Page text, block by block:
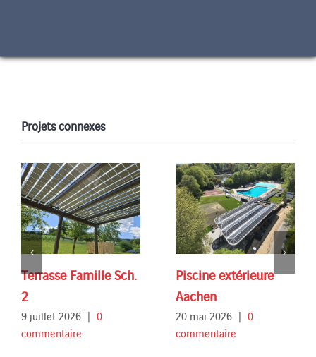
Projets connexes
Terrasse Famille Sch.
2
9 juillet 2026 | 0
commentaire
Piscine extérieure
Aachen
20 mai 2026 | 0
commentaire